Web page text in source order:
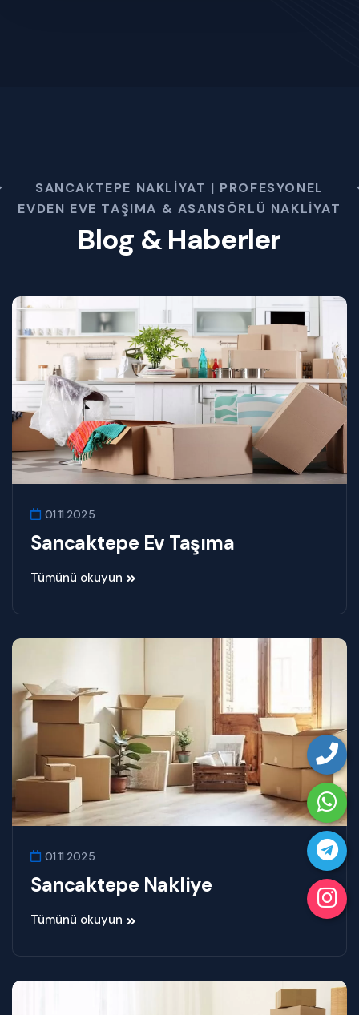
SANCAKTEPE NAKLIYAT | PROFESYONEL
EVDEN EVE TAŞIMA & ASANSÖRLÜ NAKLIYAT
Blog & Haberler
01.11.2025
Sancaktepe Ev Taşıma
Tümünü okuyun
01.11.2025
Sancaktepe Nakliye
Tümünü okuyun